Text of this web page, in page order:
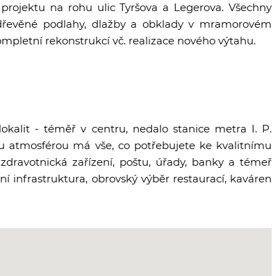
na rohu ulic Tyršova a Legerova. Všechny
podlahy, dlažby a obklady v mramorovém
rekonstrukcí vč. realizace nového výtahu.
- téměř v centru, nedalo stanice metra I. P.
atmosférou má vše, co potřebujete ke kvalitnímu
zařízení, poštu, úřady, banky a témeř
infrastruktura, obrovský výběr restaurací, kaváren